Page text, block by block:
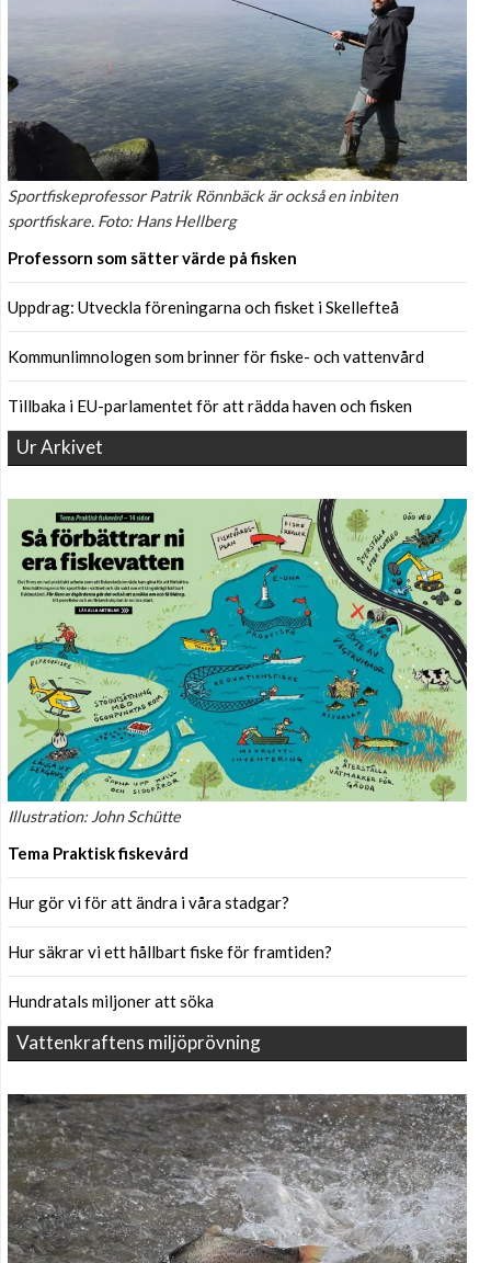
Sportfiskeprofessor Patrik Rönnbäck är också en inbiten
sportfiskare. Foto: Hans Hellberg
Professorn som sätter värde på fisken
Uppdrag: Utveckla föreningarna och fisket i Skellefteå
Kommunlimnologen som brinner för fiske- och vattenvård
Tillbaka i EU-parlamentet för att rädda haven och fisken
Ur Arkivet
Illustration: John Schütte
Tema Praktisk fiskevård
Hur gör vi för att ändra i våra stadgar?
Hur säkrar vi ett hållbart fiske för framtiden?
Hundratals miljoner att söka
Vattenkraftens miljöprövning